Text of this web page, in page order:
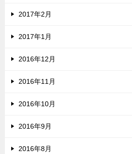
2017年2月
2017年1月
2016年12月
2016年11月
2016年10月
2016年9月
2016年8月